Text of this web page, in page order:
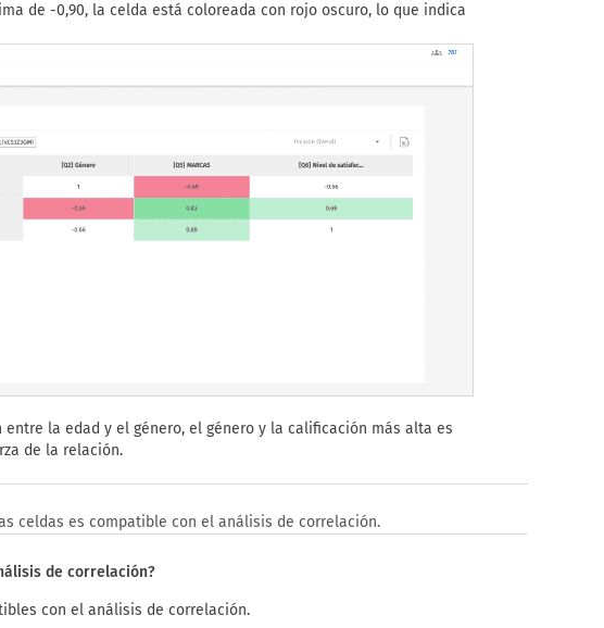
de -0,90, la celda está coloreada con rojo oscuro, lo que indica
la edad y el género, el género y la calificación más alta es
de la relación.
celdas es compatible con el análisis de correlación.
de correlación?
con el análisis de correlación.